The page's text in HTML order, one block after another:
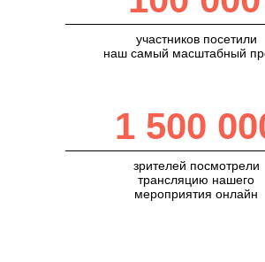
участников посетили
наш самый масштабный
1 500
зрителей посмотрели
трансляцию нашего
мероприятия онлайн